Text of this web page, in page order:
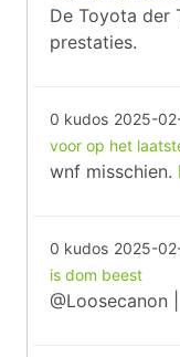
De Toyota der
prestaties.
0 kudos 2025-
voor op het
wnf misschien.
0 kudos 2025-
is dom beest
@Loosecanon